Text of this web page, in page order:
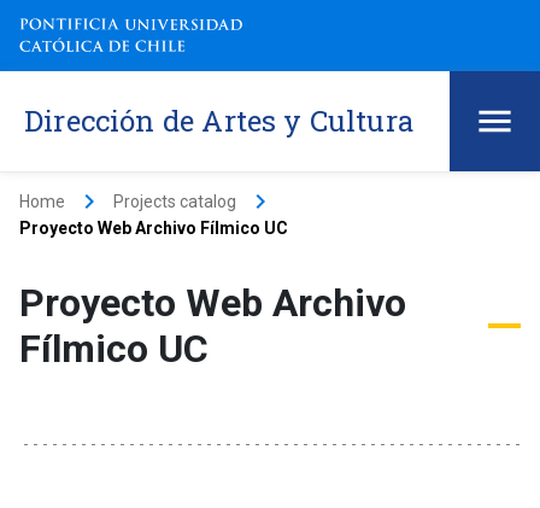
Dirección de Artes y Cultura
Home keyboard_arrow_right Projects catalog keyboard_arrow_right
Proyecto Web Archivo Fílmico UC
Proyecto Web Archivo
Fílmico UC